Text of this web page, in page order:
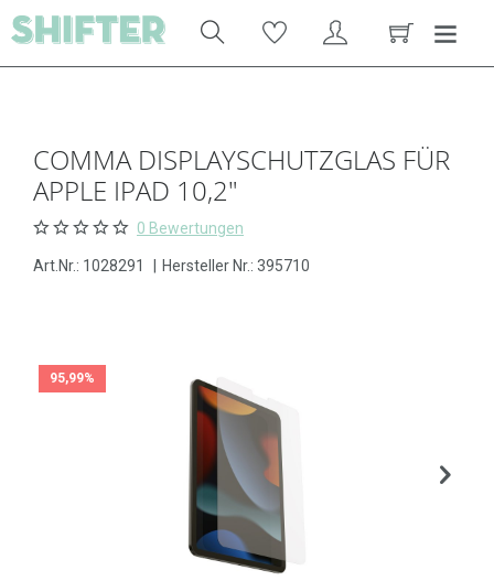
COMMA DISPLAYSCHUTZGLAS FÜR
APPLE IPAD 10,2"
0 Bewertungen
Art.Nr.: 1028291 Hersteller Nr.: 395710
95,99%